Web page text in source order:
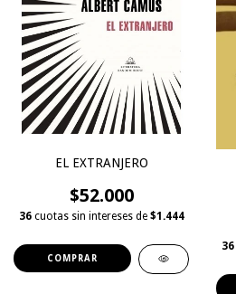
EL EXTRANJERO
$52.000
36 cuotas sin intereses de $1.444
36